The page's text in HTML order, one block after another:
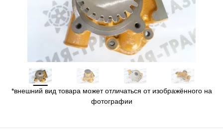
*внешний вид товара может отличаться от изображённого на
фотографии